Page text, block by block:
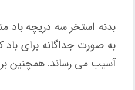
بدنه استخر سه دریچه
به صورت جداگانه برای باد
آسیب می رساند. همچنین